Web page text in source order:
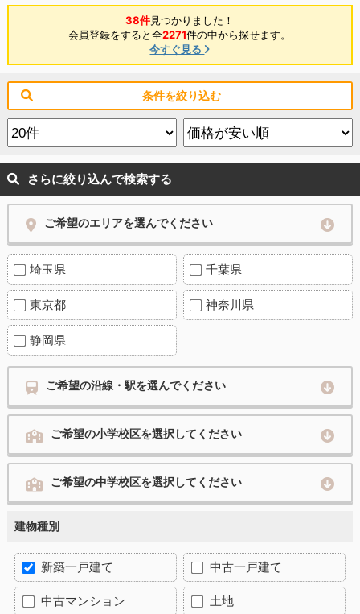
38件見つかりました！
会員登録をすると全2271件の中から探せます。
今すぐ見る
条件を絞り込む
さらに絞り込んで検索する
ご希望のエリアを選んでください
埼玉県 千葉県
東京都 神奈川県
静岡県
ご希望の沿線・駅を選んでください
ご希望の小学校区を選択してください
ご希望の中学校区を選択してください
建物種別
新築一戸建て 中古一戸建て
中古マンション 土地